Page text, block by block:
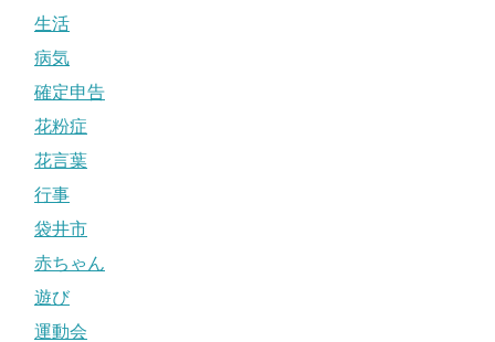
生活
病気
確定申告
花粉症
花言葉
行事
袋井市
赤ちゃん
遊び
運動会